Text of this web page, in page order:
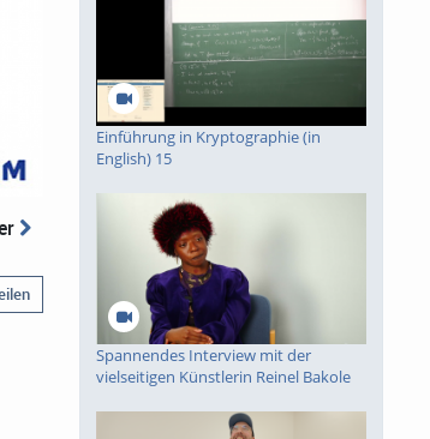
Einführung in Kryptographie (in
English) 15
Spannendes Interview mit der
vielseitigen Künstlerin Reinel Bakole